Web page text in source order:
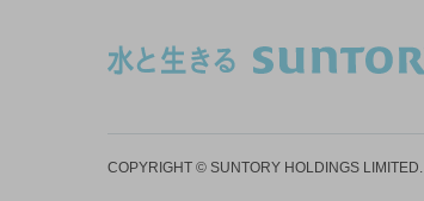
COPYRIGHT © SUNTORY HOLDINGS LIMITED.